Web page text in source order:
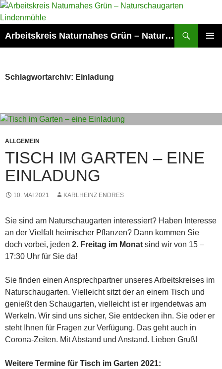
Zum
Inhalt
Arbeitskreis Naturnahes Grün – Naturschaugarten Lindenmühle
Schlagwortarchiv: Einladung
ALLGEMEIN
TISCH IM GARTEN – EINE
EINLADUNG
10. MAI 2021 KARLHEINZ ENDRES
Sie sind am Naturschaugarten interessiert? Haben Interesse
an der Vielfalt heimischer Pflanzen? Dann kommen Sie
doch vorbei, jeden 2. Freitag im Monat sind wir von 15 –
17:30 Uhr für Sie da!
Sie finden einen Ansprechpartner unseres Arbeitskreises im
Naturschaugarten. Vielleicht sitzt der an einem Tisch und
genießt den Schaugarten, vielleicht ist er irgendetwas am
Werkeln. Wir sind uns sicher, Sie entdecken ihn. Sie oder er
steht Ihnen für Fragen zur Verfügung. Das geht auch in
Corona-Zeiten. Mit Abstand und Anstand. Lieben Gruß!
Weitere Termine für Tisch im Garten 2021: